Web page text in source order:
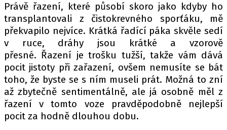
Právě řazení, které působí skoro jako kdyby ho
transplantovali z čistokrevného sporťáku, mě
překvapilo nejvíce. Krátká řadící páka skvěle sedí
v ruce, dráhy jsou krátké a vzorově
přesné. Řazení je trošku tužší, takže vám dává
pocit jistoty při zařazení, ovšem nemusíte se bát
toho, že byste se s ním museli prát. Možná to zní
až zbytečně sentimentálně, ale já osobně měl z
řazení v tomto voze pravděpodobně nejlepší
pocit za hodně dlouhou dobu.